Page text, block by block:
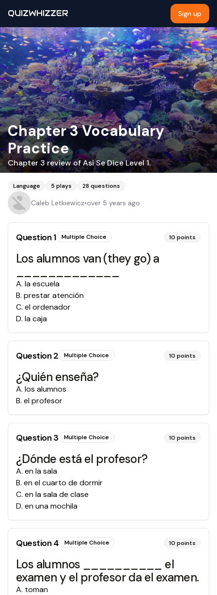
QUIZWHIZZER Sign up
Chapter 3 Vocabulary
Practice
Chapter 3 review of Asi Se Dice Level 1.
Language 5 plays 28 questions
Caleb Letkiewicz•over 5 years ago
Question1 Multiple Choice 10 points
Los alumnos van (they go) a
A. la escuela
B. prestar atención
C. el ordenador
D. la caja
Question2 Multiple Choice 10 points
¿Quién enseña?
A. los alumnos
B. el profesor
Question3 Multiple Choice 10 points
¿Dónde está el profesor?
A. en la sala
B. en el cuarto de dormir
C. en la sala de clase
D. en una mochila
Question4 Multiple Choice 10 points
Los alumnos __________ el
examen y el profesor da el examen.
A. toman